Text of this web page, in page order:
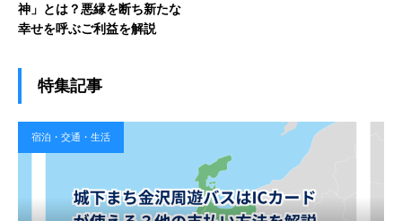
神」とは？悪縁を断ち新たな
幸せを呼ぶご利益を解説
特集記事
宿泊・交通・生活